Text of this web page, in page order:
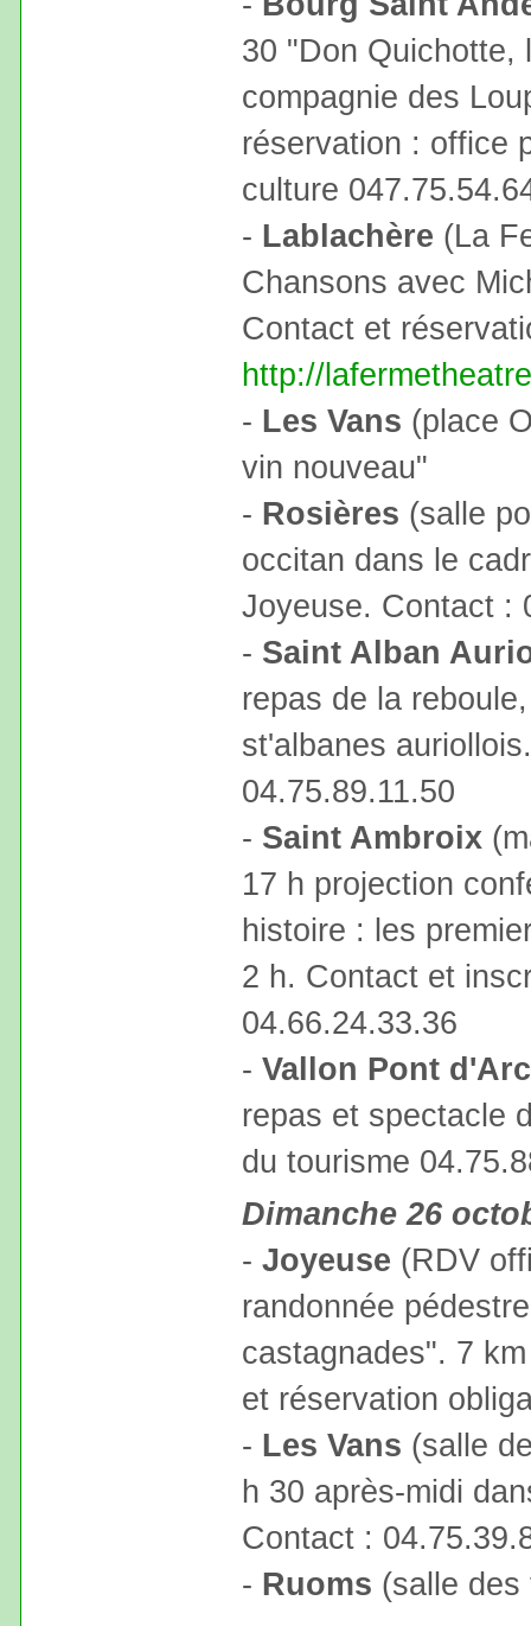
30 "Don Quichotte,
compagnie des
réservation : office
culture
- Lablachère (La
Chansons avec
Contact et
http://
- Les Vans (place
vin nouveau"
- Rosières (salle
occitan dans le
Joyeuse. Contact :
- Saint Alban
repas de la
st'albanes
04.75.89.11.50
- Saint Ambroix
17 h projection
histoire : les
2 h. Contact et
04.66.24.33.36
- Vallon Pont d'Arc
repas et spectacle
du tourisme
Dimanche 26
- Joyeuse (RDV
randonnée
castagnades". 7
et réservation
- Les Vans (salle
h 30 après-midi
Contact :
- Ruoms (salle